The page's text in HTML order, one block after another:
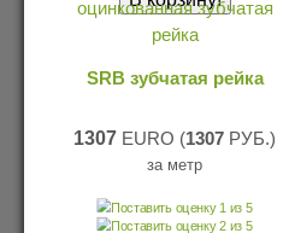
SRB зубчатая рейка
1307 EURO (1307 РУБ.)
за метр